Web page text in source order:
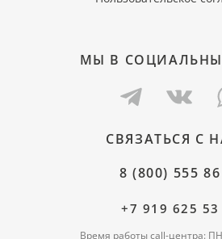
МЫ В
СВЯЗАТЬСЯ С
8 (800) 555
+7 919 625 53
Время работы call-центра: